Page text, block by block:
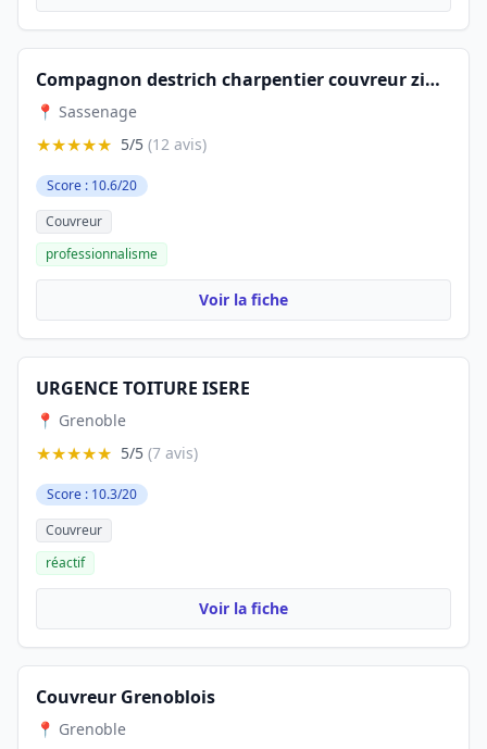
Compagnon destrich charpentier couvreur zingueur
📍 Sassenage
★★★★★ 5/5 (12 avis)
Score : 10.6/20
Couvreur
professionnalisme
Voir la fiche
URGENCE TOITURE ISERE
📍 Grenoble
★★★★★ 5/5 (7 avis)
Score : 10.3/20
Couvreur
réactif
Voir la fiche
Couvreur Grenoblois
📍 Grenoble